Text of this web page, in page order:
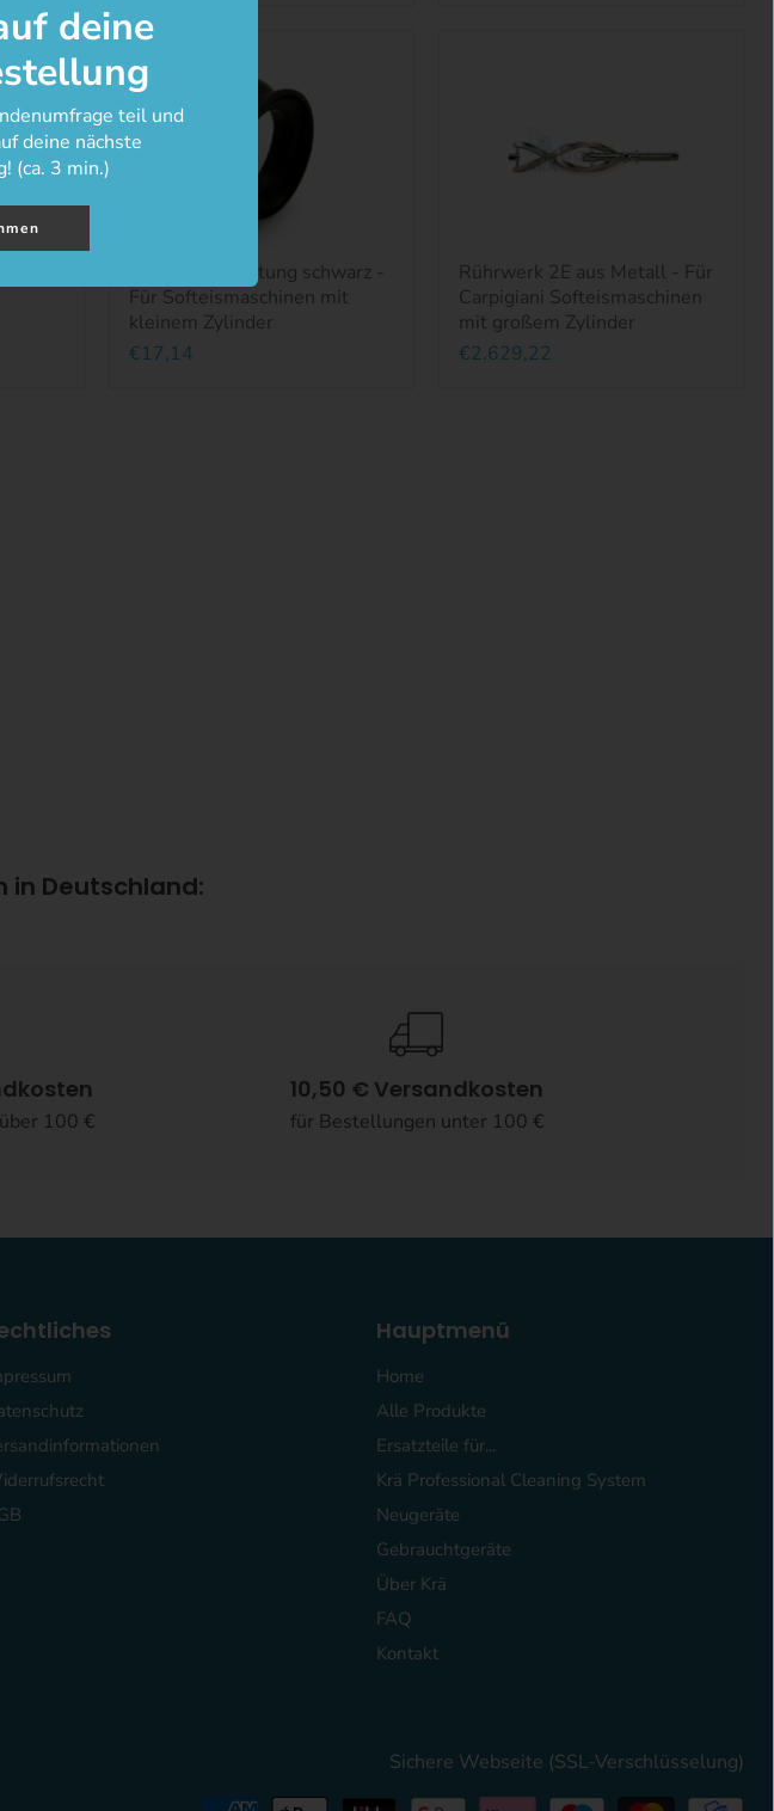
Rührwerksdichtung schwarz -
Für Softeismaschinen mit
kleinem Zylinder
€17,14
Rührwerk 2E aus Metall - Für
Carpigiani Softeismaschinen
mit großem Zylinder
€2.629,22
in Deutschland:
100 €
10,50 € Versandkosten
für Bestellungen unter 100 €
Hauptmenü
Home
Alle Produkte
Ersatzteile für...
Krä Professional Cleaning System
Neugeräte
Gebrauchtgeräte
Über Krä
FAQ
Kontakt
Sichere Webseite (SSL-Verschlüsselung)
deine
teil und
deine nächste
(ca. 3 min.)